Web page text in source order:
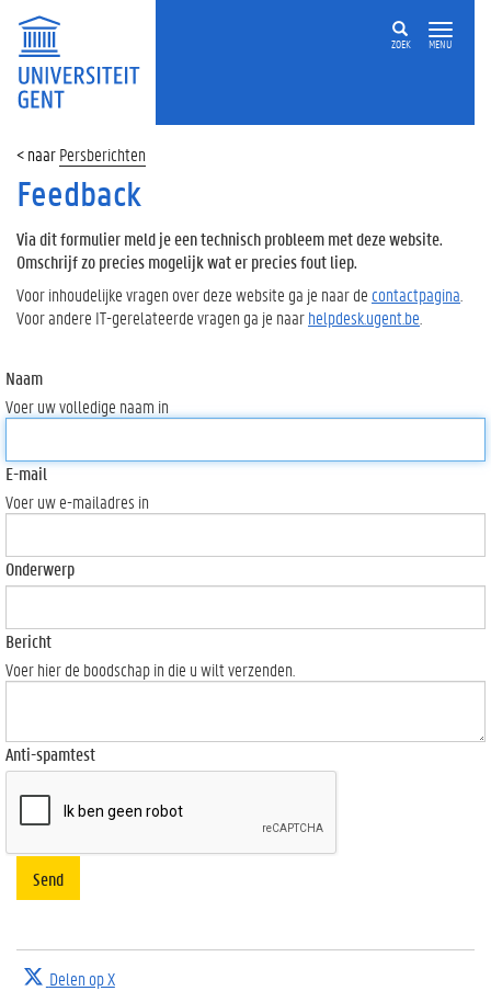
ZOEK MENU
Persberichten
Feedback
Via dit formulier meld je een technisch probleem met deze website.
Omschrijf zo precies mogelijk wat er precies fout liep.
Voor inhoudelijke vragen over deze website ga je naar de contactpagina
Voor andere IT-gerelateerde vragen ga je naarhelpdesk.ugent.be
Naam
Voer uw volledige naam in
E-mail
Voer uw e-mailadres in
Onderwerp
Bericht
Voer hier de boodschap in die u wilt verzenden.
Anti-spamtest
Send
Delen op X